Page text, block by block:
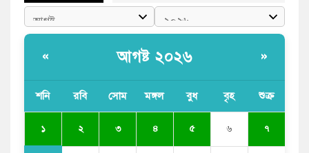
« আগষ্ট ২০২৬ »
শনি রবি সোম মঙ্গল বুধ বৃহ শুক্র
১ ২ ৩ ৪ ৫ ৬ ৭